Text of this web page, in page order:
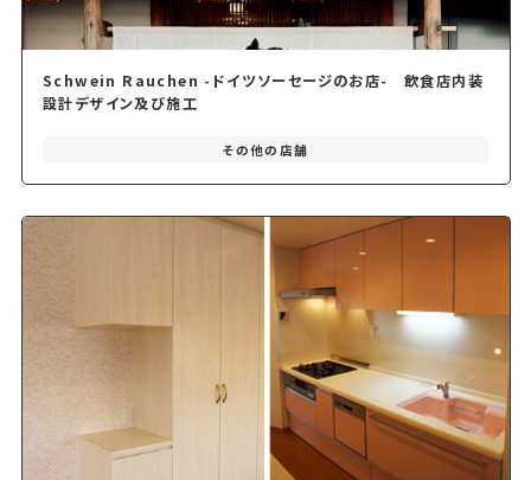
Schwein Rauchen -ドイツソーセージのお店- 飲食店内装
設計デザイン及び施工
その他の店舗